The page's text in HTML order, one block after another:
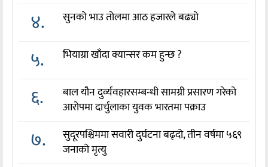
४. सुनको भाउ तोलमा आठ हजारले बढ्यो
५. भियाग्रा खाँदा क्यान्सर कम हुन्छ ?
६.
बाल यौन दुर्व्यवहारसम्बन्धी सामग्री प्रसारण गरेको
आरोपमा दार्चुलाका युवक भारतमा पक्राउ
७.
सुदूरपश्चिममा सवारी दुर्घटना बढ्दो, तीन वर्षमा ५६९
जनाको मृत्यु